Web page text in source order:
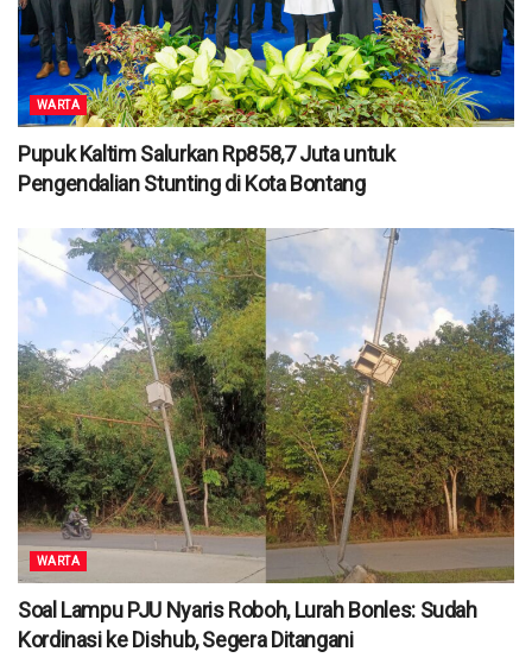
WARTA
Pupuk Kaltim Salurkan Rp858,7 Juta untuk
Pengendalian Stunting di Kota Bontang
WARTA
Soal Lampu PJU Nyaris Roboh, Lurah Bonles: Sudah
Kordinasi ke Dishub, Segera Ditangani